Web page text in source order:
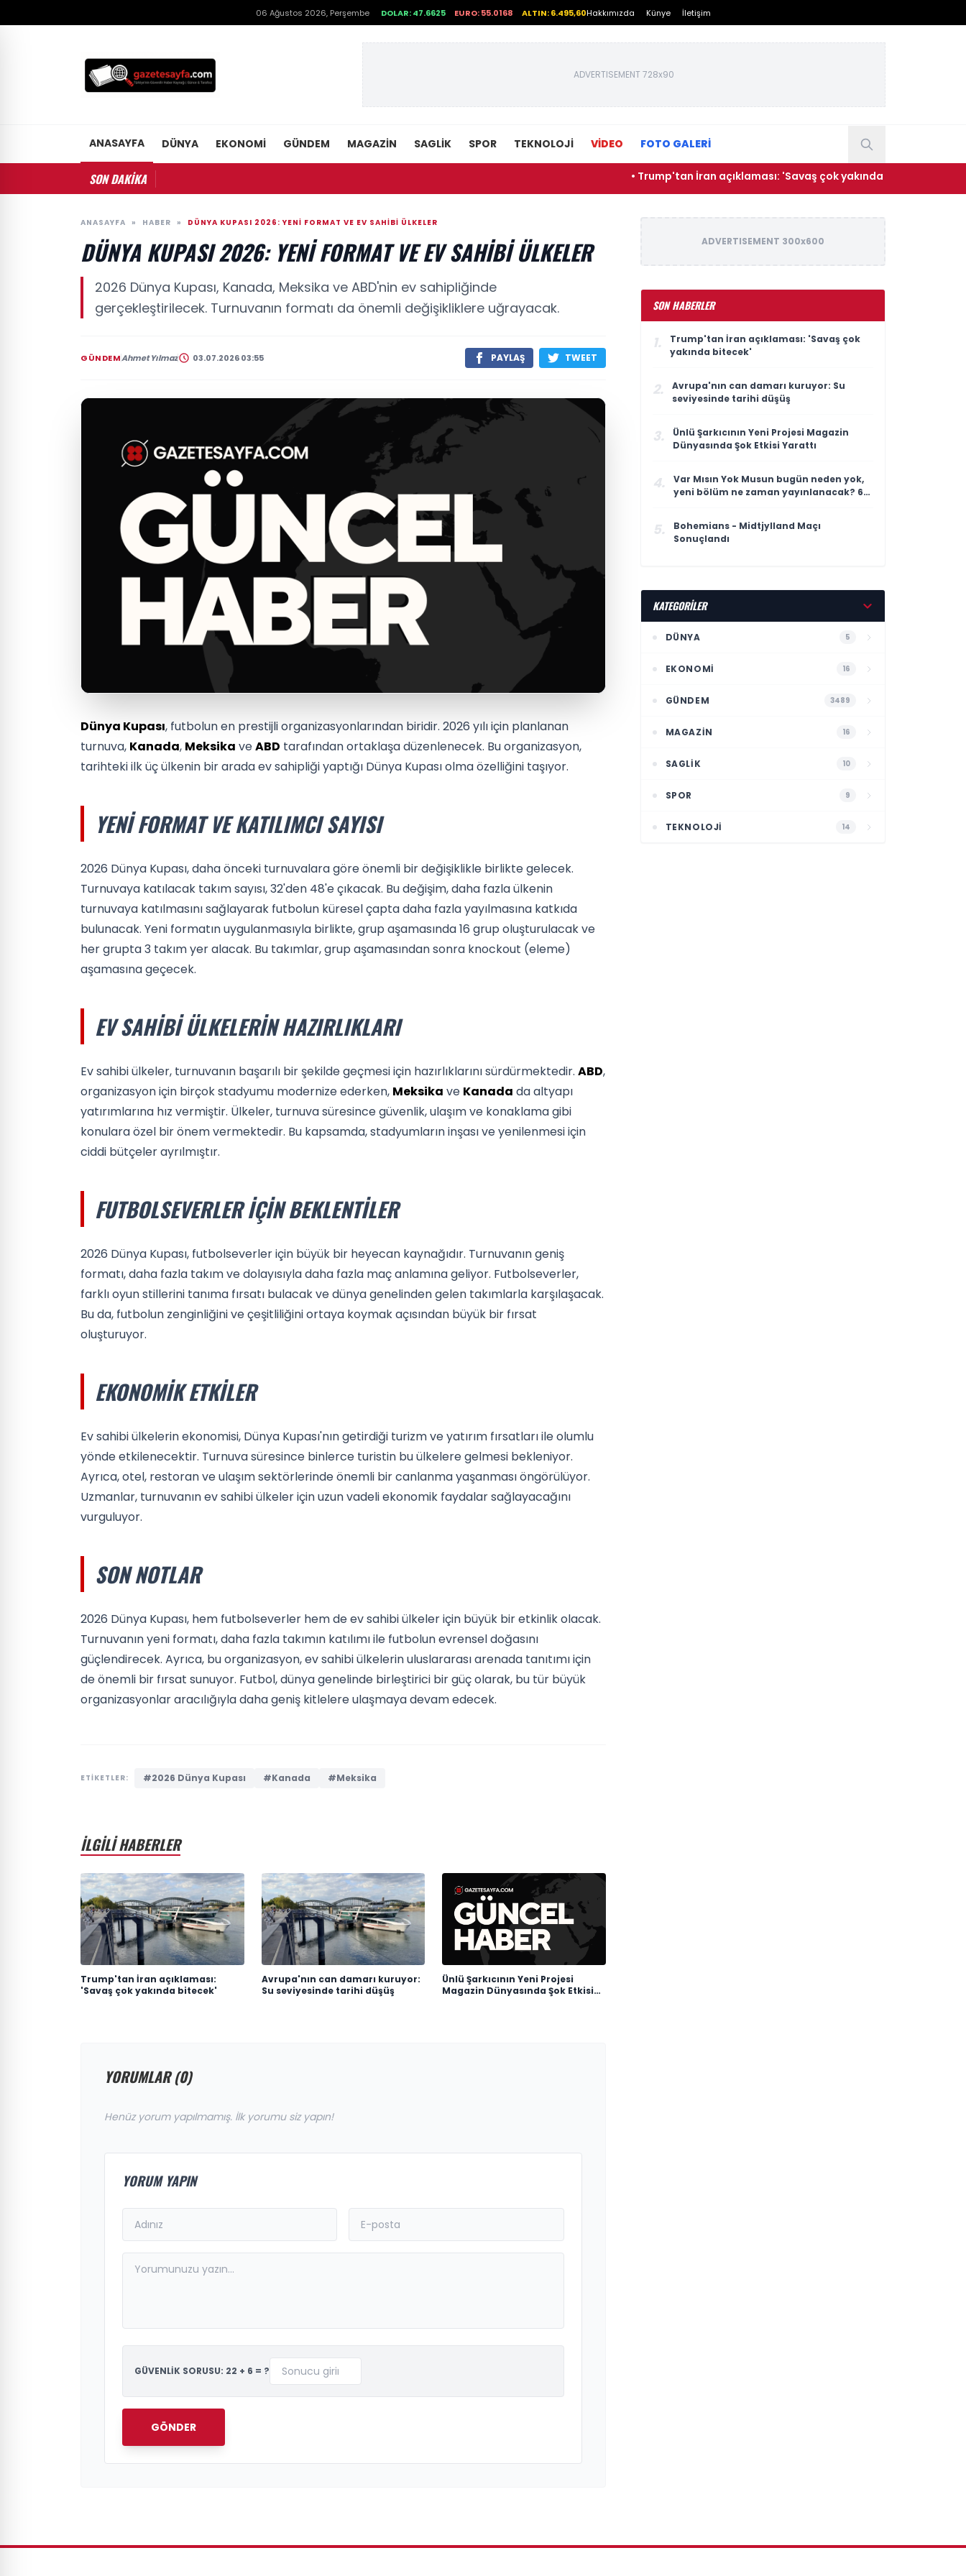
06 Ağustos 2026, Perşembe DOLAR: 47.6625 EURO: 55.0168 ALTIN: 6.495,60Hakkımızda Künye İletişim
ADVERTISEMENT 728x90
ANASAYFA DÜNYA EKONOMI GÜNDEM MAGAZIN SAGLIK SPOR TEKNOLOJI VİDEO FOTO GALERİ
SON DAKİKA • Trump'tan İran açıklaması: 'Savaş çok yakında bitecek'
ANASAYFA » HABER » DÜNYA KUPASI 2026: YENI FORMAT VE EV SAHIBI ÜLKELER
DÜNYA KUPASI 2026: YENI FORMAT VE EV SAHIBI ÜLKELER
2026 Dünya Kupası, Kanada, Meksika ve ABD'nin ev sahipliğinde
gerçekleştirilecek. Turnuvanın formatı da önemli değişikliklere uğrayacak.
GÜNDEMAhmet Yılmaz 03.07.2026 03:55 PAYLAŞ TWEET
Dünya Kupası, futbolun en prestijli organizasyonlarından biridir. 2026 yılı için planlanan
turnuva, Kanada, Meksika veABD tarafından ortaklaşa düzenlenecek. Bu organizasyon,
tarihteki ilk üç ülkenin bir arada ev sahipliği yaptığı Dünya Kupası olma özelliğini taşıyor.
YENI FORMAT VE KATILIMCI SAYISI
2026 Dünya Kupası, daha önceki turnuvalara göre önemli bir değişiklikle birlikte gelecek.
Turnuvaya katılacak takım sayısı, 32'den 48'e çıkacak. Bu değişim, daha fazla ülkenin
turnuvaya katılmasını sağlayarak futbolun küresel çapta daha fazla yayılmasına katkıda
bulunacak. Yeni formatın uygulanmasıyla birlikte, grup aşamasında 16 grup oluşturulacak ve
her grupta 3 takım yer alacak. Bu takımlar, grup aşamasından sonra knockout (eleme)
aşamasına geçecek.
EV SAHIBI ÜLKELERIN HAZIRLIKLARI
Ev sahibi ülkeler, turnuvanın başarılı bir şekilde geçmesi için hazırlıklarını sürdürmektedir. ABD,
organizasyon için birçok stadyumu modernize ederken, Meksika ve Kanada da altyapı
yatırımlarına hız vermiştir. Ülkeler, turnuva süresince güvenlik, ulaşım ve konaklama gibi
konulara özel bir önem vermektedir. Bu kapsamda, stadyumların inşası ve yenilenmesi için
ciddi bütçeler ayrılmıştır.
FUTBOLSEVERLER İÇIN BEKLENTILER
2026 Dünya Kupası, futbolseverler için büyük bir heyecan kaynağıdır. Turnuvanın geniş
formatı, daha fazla takım ve dolayısıyla daha fazla maç anlamına geliyor. Futbolseverler,
farklı oyun stillerini tanıma fırsatı bulacak ve dünya genelinden gelen takımlarla karşılaşacak.
Bu da, futbolun zenginliğini ve çeşitliliğini ortaya koymak açısından büyük bir fırsat
oluşturuyor.
EKONOMIK ETKILER
Ev sahibi ülkelerin ekonomisi, Dünya Kupası'nın getirdiği turizm ve yatırım fırsatları ile olumlu
yönde etkilenecektir. Turnuva süresince binlerce turistin bu ülkelere gelmesi bekleniyor.
Ayrıca, otel, restoran ve ulaşım sektörlerinde önemli bir canlanma yaşanması öngörülüyor.
Uzmanlar, turnuvanın ev sahibi ülkeler için uzun vadeli ekonomik faydalar sağlayacağını
vurguluyor.
SON NOTLAR
2026 Dünya Kupası, hem futbolseverler hem de ev sahibi ülkeler için büyük bir etkinlik olacak.
Turnuvanın yeni formatı, daha fazla takımın katılımı ile futbolun evrensel doğasını
güçlendirecek. Ayrıca, bu organizasyon, ev sahibi ülkelerin uluslararası arenada tanıtımı için
de önemli bir fırsat sunuyor. Futbol, dünya genelinde birleştirici bir güç olarak, bu tür büyük
organizasyonlar aracılığıyla daha geniş kitlelere ulaşmaya devam edecek.
ETİKETLER: #2026 Dünya Kupası #Kanada #Meksika
İLGİLİ HABERLER
Trump'tan İran açıklaması:
'Savaş çok yakında bitecek'
Avrupa'nın can damarı kuruyor:
Su seviyesinde tarihi düşüş
Ünlü Şarkıcının Yeni Projesi
Magazin Dünyasında Şok Etkisi
YORUMLAR (0)
Henüz yorum yapılmamış. İlk yorumu siz yapın!
YORUM YAPIN
GÜVENLİK SORUSU: 22 + 6 = ?
GÖNDER
ADVERTISEMENT 300x600
SON HABERLER
1.
Trump'tan İran açıklaması: 'Savaş çok
yakında bitecek'
2.
Avrupa'nın can damarı kuruyor: Su
seviyesinde tarihi düşüş
3.
Ünlü Şarkıcının Yeni Projesi Magazin
Dünyasında Şok Etkisi Yarattı
4.
Var Mısın Yok Musun bugün neden yok,
yeni bölüm ne zaman yayınlanacak? 6
5.
Bohemians - Midtjylland Maçı
Sonuçlandı
KATEGORİLER
DÜNYA 5
EKONOMI 16
GÜNDEM 3489
MAGAZIN 16
SAGLIK 10
SPOR 9
TEKNOLOJI 14